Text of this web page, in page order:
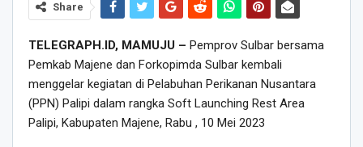
Share
TELEGRAPH.ID, MAMUJU – Pemprov Sulbar bersama
Pemkab Majene dan Forkopimda Sulbar kembali
menggelar kegiatan di Pelabuhan Perikanan Nusantara
(PPN) Palipi dalam rangka Soft Launching Rest Area
Palipi, Kabupaten Majene, Rabu , 10 Mei 2023